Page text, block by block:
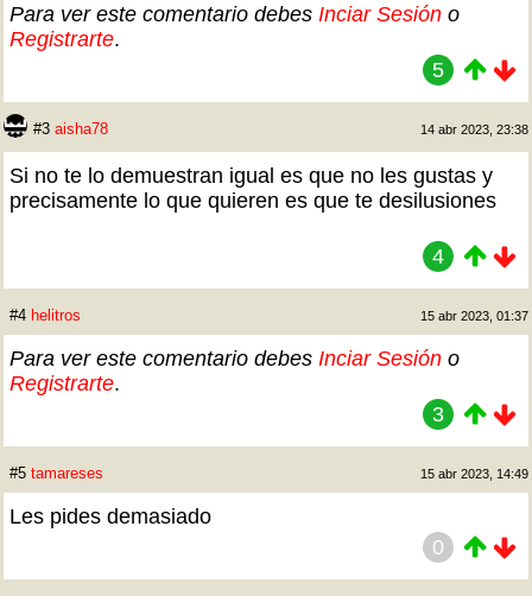
Para ver este comentario debes Inciar Sesión o
Registrarte.
5
#3 aisha78 14 abr 2023, 23:38
Si no te lo demuestran igual es que no les gustas y
precisamente lo que quieren es que te desilusiones
4
#4 helitros 15 abr 2023, 01:37
Para ver este comentario debes Inciar Sesión o
Registrarte.
3
#5 tamareses 15 abr 2023, 14:49
Les pides demasiado
0